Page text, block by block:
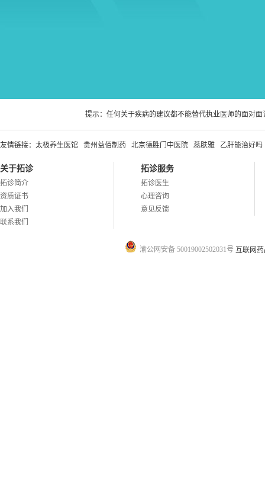
提示：任何关于疾病的建议都不能替代执业医师的面对
友情链接： 太极养生医馆 贵州益佰制药 北京德胜门中医院 蕊肤雅 乙肝能治好吗
关于拓诊
拓诊简介
资质证书
加入我们
联系我们
拓诊服务
拓诊医生
心理咨询
意见反馈
渝公网安备 50019002502031号 互联网